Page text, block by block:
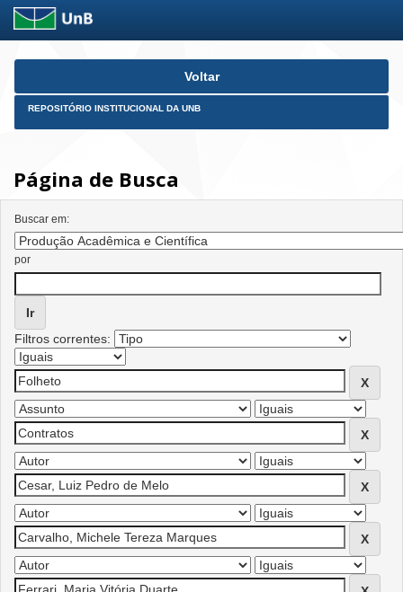
Skip
Voltar
REPOSITÓRIO INSTITUCIONAL DA UNB
Página de Busca
Buscar em:
por
Filtros correntes: